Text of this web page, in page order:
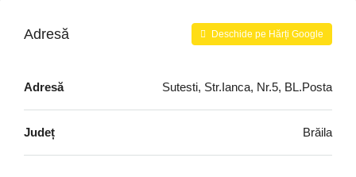
Adresă Deschide pe Hărți Google
Adresă Sutesti, Str.Ianca, Nr.5, BL.Posta
Județ Brăila